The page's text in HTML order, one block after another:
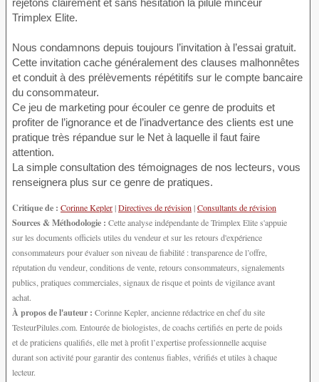
rejetons clairement et sans hésitation la pilule minceur
Trimplex Elite.
Nous condamnons depuis toujours l’invitation à l’essai gratuit.
Cette invitation cache généralement des clauses malhonnêtes
et conduit à des prélèvements répétitifs sur le compte bancaire
du consommateur.
Ce jeu de marketing pour écouler ce genre de produits et
profiter de l’ignorance et de l’inadvertance des clients est une
pratique très répandue sur le Net à laquelle il faut faire
attention.
La simple consultation des témoignages de nos lecteurs, vous
renseignera plus sur ce genre de pratiques.
Critique de : Corinne Kepler|Directives de révision|Consultants de révision
Sources & Méthodologie : Cette analyse indépendante de Trimplex Elite s'appuie
sur les documents officiels utiles du vendeur et sur les retours d'expérience
consommateurs pour évaluer son niveau de fiabilité : transparence de l’offre,
réputation du vendeur, conditions de vente, retours consommateurs, signalements
publics, pratiques commerciales, signaux de risque et points de vigilance avant
achat.
À propos de l'auteur : Corinne Kepler, ancienne rédactrice en chef du site
TesteurPilules.com. Entourée de biologistes, de coachs certifiés en perte de poids
et de praticiens qualifiés, elle met à profit l’expertise professionnelle acquise
durant son activité pour garantir des contenus fiables, vérifiés et utiles à chaque
lecteur.